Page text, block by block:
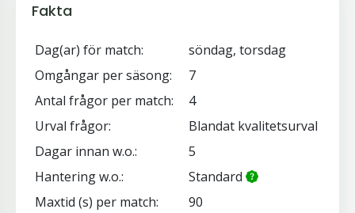
Fakta
Dag(ar) för match:
söndag, torsdag
Omgångar per säsong:
7
Antal frågor per match:
4
Urval frågor:
Blandat kvalitetsurval
Dagar innan w.o.:
5
Hantering w.o.:
Standard
Maxtid (s) per match:
90